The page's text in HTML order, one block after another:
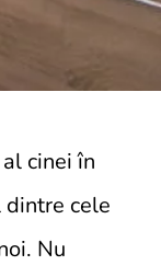
cinei în
cele
Nu